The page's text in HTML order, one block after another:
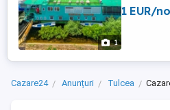
1
capacitate
1 EUR/
Cazare24 Anunțuri Tulcea